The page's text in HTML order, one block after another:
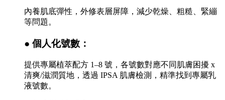
內養肌底彈性，外修表層屏障，減少乾燥、粗糙、緊繃
等問題。
● 個人化號數：
提供專屬植萃配方 1–8 號，各號數對應不同肌膚困擾 x
清爽/滋潤質地，透過 IPSA 肌膚檢測，精準找到專屬乳
液號數。